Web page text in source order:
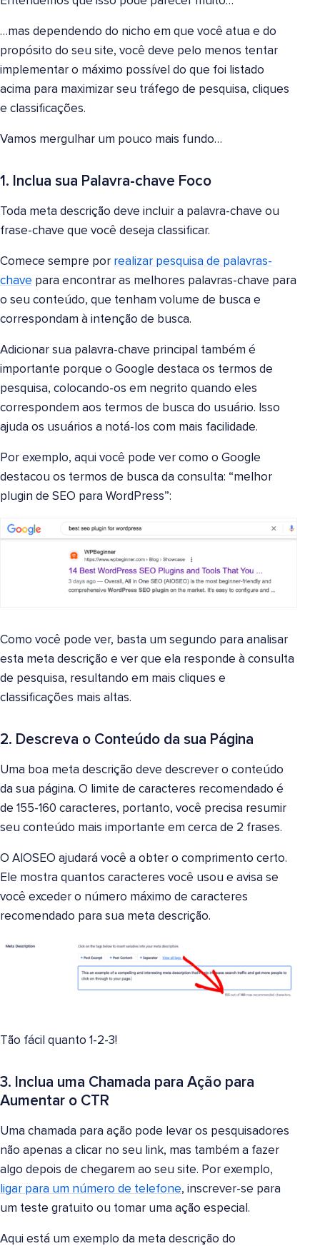
…mas dependendo do nicho em que você atua e do
propósito do seu site, você deve pelo menos tentar
implementar o máximo possível do que foi listado
acima para maximizar seu tráfego de pesquisa, cliques
e classificações.
Vamos mergulhar um pouco mais fundo…
1. Inclua sua Palavra-chave Foco
Toda meta descrição deve incluir a palavra-chave ou
frase-chave que você deseja classificar.
Comece sempre por realizar pesquisa de palavras-
chave para encontrar as melhores palavras-chave para
o seu conteúdo, que tenham volume de busca e
correspondam à intenção de busca.
Adicionar sua palavra-chave principal também é
importante porque o Google destaca os termos de
pesquisa, colocando-os em negrito quando eles
correspondem aos termos de busca do usuário. Isso
ajuda os usuários a notá-los com mais facilidade.
Por exemplo, aqui você pode ver como o Google
destacou os termos de busca da consulta: “melhor
plugin de SEO para WordPress”:
Como você pode ver, basta um segundo para analisar
esta meta descrição e ver que ela responde à consulta
de pesquisa, resultando em mais cliques e
classificações mais altas.
2. Descreva o Conteúdo da sua Página
Uma boa meta descrição deve descrever o conteúdo
da sua página. O limite de caracteres recomendado é
de 155-160 caracteres, portanto, você precisa resumir
seu conteúdo mais importante em cerca de 2 frases.
O AIOSEO ajudará você a obter o comprimento certo.
Ele mostra quantos caracteres você usou e avisa se
você exceder o número máximo de caracteres
recomendado para sua meta descrição.
Tão fácil quanto 1-2-3!
3. Inclua uma Chamada para Ação para
Aumentar o CTR
Uma chamada para ação pode levar os pesquisadores
não apenas a clicar no seu link, mas também a fazer
algo depois de chegarem ao seu site. Por exemplo,
ligar para um número de telefone, inscrever-se para
um teste gratuito ou tomar uma ação especial.
Aqui está um exemplo da meta descrição do